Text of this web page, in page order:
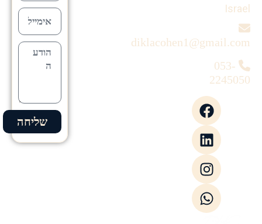
Israel
diklacohen1@gmail.com
053-
2245050
שליחה
Alternative: